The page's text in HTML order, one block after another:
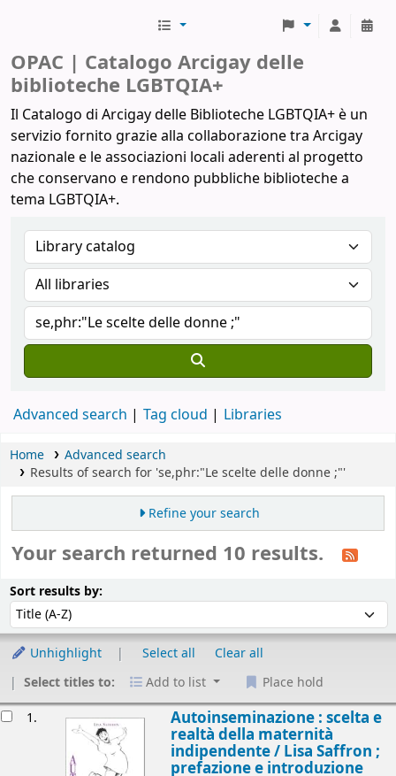
OPAC | Catalogo Arcigay delle
biblioteche LGBTQIA+
Il Catalogo di Arcigay delle Biblioteche LGBTQIA+ è un
servizio fornito grazie alla collaborazione tra Arcigay
nazionale e le associazioni locali aderenti al progetto
che conservano e rendono pubbliche biblioteche a
tema LGBTQIA+.
Advanced search Tag cloud Libraries
Home
Advanced search
Results of search for 'se,phr:"Le scelte delle donne ;"'
Refine your search
Your search returned 10 results.
Sort results by:
Unhighlight Select all
Clear all
Select titles to:
Add to list Place hold
1. Autoinseminazione : scelta e
realtà della maternità
indipendente / Lisa Saffron ;
prefazione e introduzione